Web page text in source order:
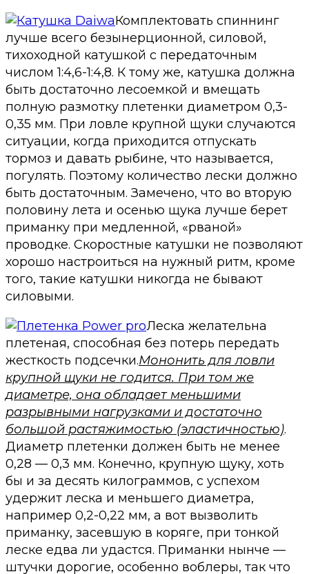
Комплектовать спиннинг
лучше всего безынерционной, силовой,
тихоходной катушкой с передаточным
числом 1:4,6-1:4,8. К тому же, катушка должна
быть достаточно лесоемкой и вмещать
полную размотку плетенки диаметром 0,3-
0,35 мм. При ловле крупной щуки случаются
ситуации, когда приходится отпускать
тормоз и давать рыбине, что называется,
погулять. Поэтому количество лески должно
быть достаточным. Замечено, что во вторую
половину лета и осенью щука лучше берет
приманку при медленной, «рваной»
проводке. Скоростные катушки не позволяют
хорошо настроиться на нужный ритм, кроме
того, такие катушки никогда не бывают
силовыми.
Леска желательна
плетеная, способная без потерь передать
жесткость подсечки.Мононить для ловли
крупной щуки не годится. При том же
диаметре, она обладает меньшими
разрывными нагрузками и достаточно
большой растяжимостью (эластичностью).
Диаметр плетенки должен быть не менее
0,28 — 0,3 мм. Конечно, крупную щуку, хоть
бы и за десять килограммов, с успехом
удержит леска и меньшего диаметра,
например 0,2-0,22 мм, а вот вызволить
приманку, засевшую в коряге, при тонкой
леске едва ли удастся. Приманки нынче —
штучки дорогие, особенно воблеры, так что